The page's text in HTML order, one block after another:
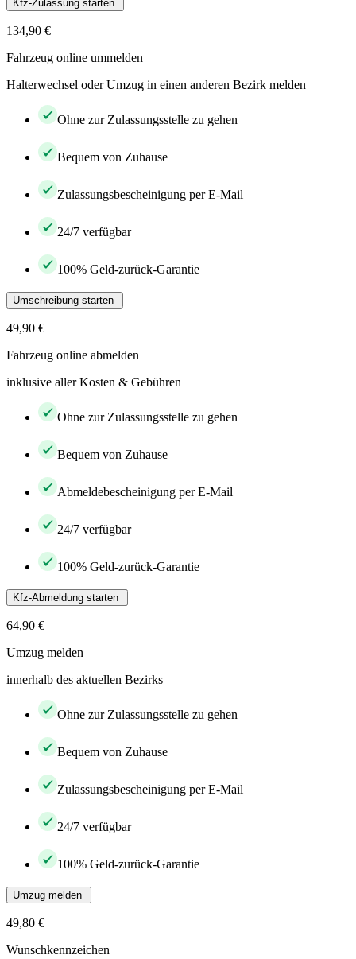
Kfz-Zulassung starten
134,90 €
Fahrzeug online ummelden
Halterwechsel oder Umzug in einen anderen Bezirk melden
Ohne zur Zulassungsstelle zu gehen
Bequem von Zuhause
Zulassungsbescheinigung per E-Mail
24/7 verfügbar
100% Geld-zurück-Garantie
Umschreibung starten
49,90 €
Fahrzeug online abmelden
inklusive aller Kosten & Gebühren
Ohne zur Zulassungsstelle zu gehen
Bequem von Zuhause
Abmeldebescheinigung per E-Mail
24/7 verfügbar
100% Geld-zurück-Garantie
Kfz-Abmeldung starten
64,90 €
Umzug melden
innerhalb des aktuellen Bezirks
Ohne zur Zulassungsstelle zu gehen
Bequem von Zuhause
Zulassungsbescheinigung per E-Mail
24/7 verfügbar
100% Geld-zurück-Garantie
Umzug melden
49,80 €
Wunschkennzeichen